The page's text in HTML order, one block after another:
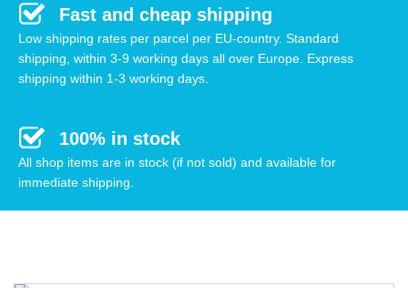
Fast and cheap shipping
Low shipping rates per parcel per EU-country. Standard
shipping, within 3-9 working days all over Europe. Express
shipping within 1-3 working days.
100% in stock
All shop items are in stock (if not sold) and available for
immediate shipping.